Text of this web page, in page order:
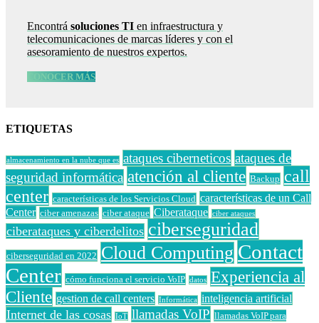
Encontrá soluciones TI en infraestructura y
telecomunicaciones de marcas líderes y con el
asesoramiento de nuestros expertos.
CONOCER MÁS
ETIQUETAS
almacenamiento en la nube que es ataques ciberneticos ataques de
seguridad informática atención al cliente Backup call
center características de los Servicios Cloud características de un Call
Center ciber amenazas ciber ataque Ciberataque ciber ataques
ciberataques y ciberdelitos ciberseguridad
ciberseguridad en 2022 Cloud Computing Contact
Center cómo funciona el servicio VoIP datos Experiencia al
Cliente gestion de call centers Informática inteligencia artificial
Internet de las cosas IoT llamadas VoIP llamadas VoIP para